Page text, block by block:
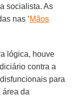
socialista. As
nas ‘Mãos
lógica, houve
contra a
para
área da